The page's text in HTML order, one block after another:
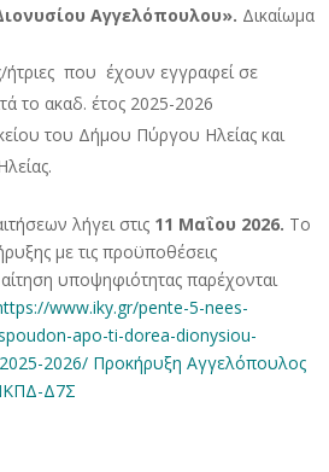
Αγγελόπουλου». Δικαίωμα
ήτριες που έχουν εγγραφεί σε
το ακαδ. έτος 2025-2026
του Δήμου Πύργου Ηλείας και
λήγει στις 11 Μαΐου 2026. Το
με τις προϋποθέσεις
υποψηφιότητας παρέχονται
www.iky.gr/pente-5-nees-
apo-ti-dorea-dionysiou-
2026/ Προκήρυξη Αγγελόπουλος
Δ7Σ